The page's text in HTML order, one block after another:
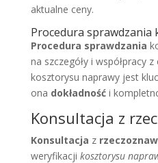
aktualne ceny.
Procedura sprawdzania
Procedura sprawdzania
na szczegóły i współpracy
kosztorysu naprawy jest
ona dokładnośći
Konsultacja z
Konsultacja z
weryfikacji kosztorysu